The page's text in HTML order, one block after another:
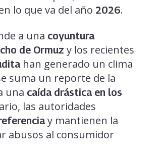
lo que va del año 2026.
a una coyuntura
de Ormuz y los recientes
han generado un clima
suma un reporte de la
una caída drástica en los
las autoridades
y mantienen la
abusos al consumidor